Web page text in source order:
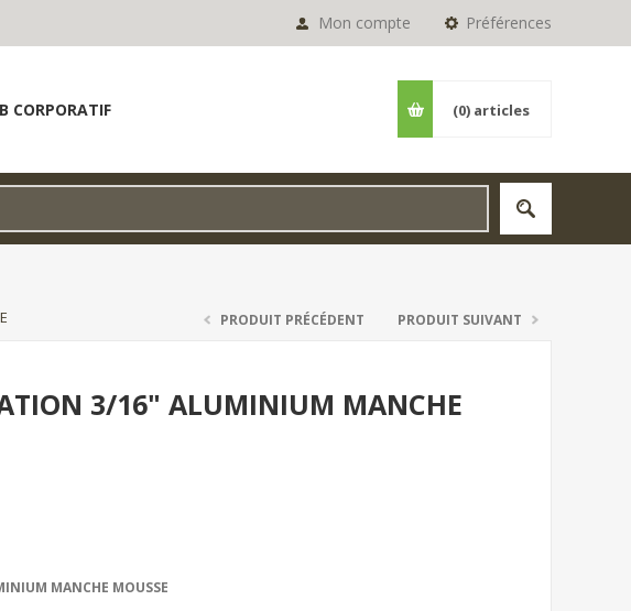
Préférences
Mon compte
CORPORATIF (0) articles
PRODUIT PRÉCÉDENT PRODUIT SUIVANT
3/16" ALUMINIUM MANCHE
MANCHE MOUSSE